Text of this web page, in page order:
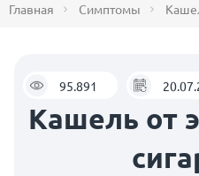
Главная Симптомы
95.891
Кашель от